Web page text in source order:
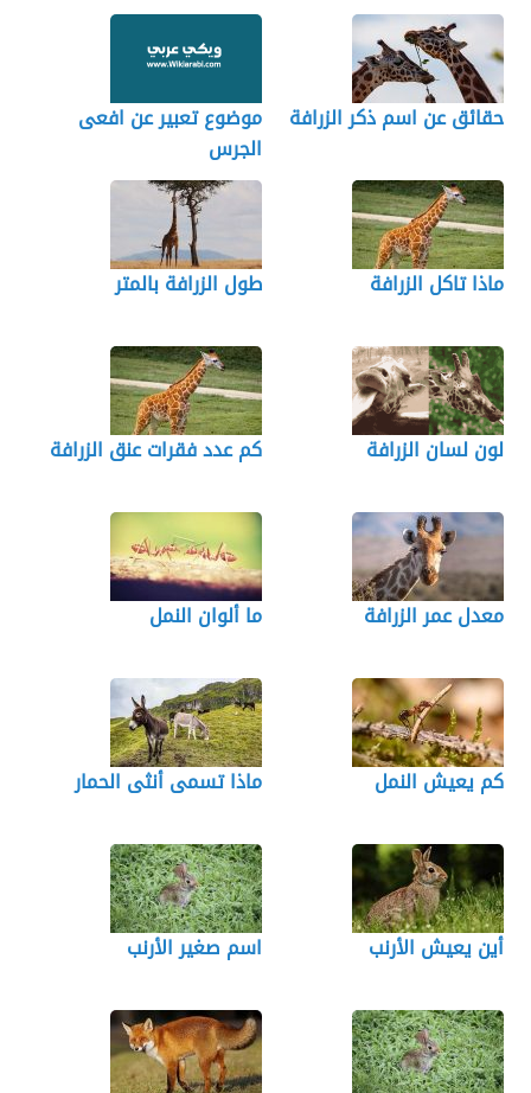
حقائق عن اسم ذكر الزرافة
موضوع تعبير عن افعى
الجرس
ماذا تاكل الزرافة طول الزرافة بالمتر
لون لسان الزرافة كم عدد فقرات عنق الزرافة
معدل عمر الزرافة ما ألوان النمل
كم يعيش النمل ماذا تسمى أنثى الحمار
أين يعيش الأرنب اسم صغير الأرنب